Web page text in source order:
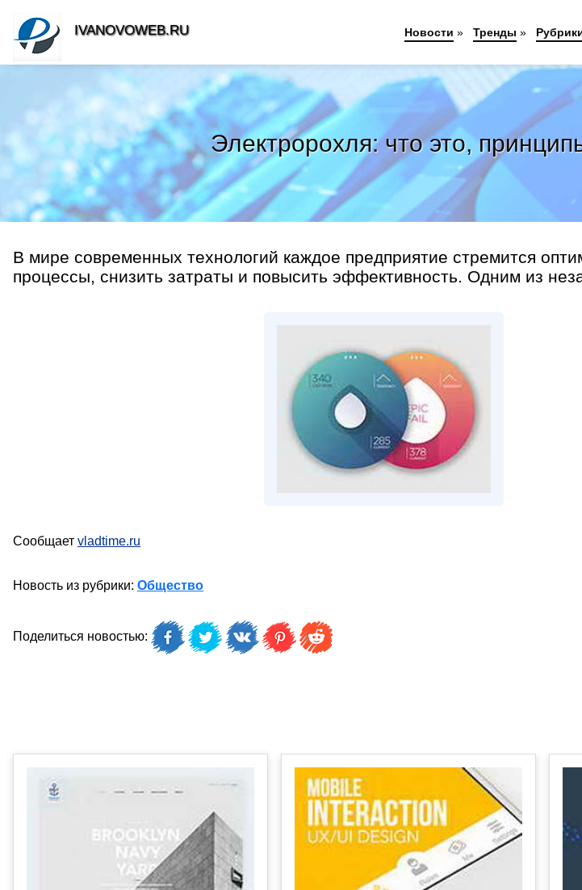
Электророхля: что это,
В мире современных технологий каждое предприятие стремится
процессы, снизить затраты и повысить эффективность. Одним из
Сообщает vladtime.ru
Новость из рубрики: Общество
Поделиться новостью:
IVANOVOWEB.RU Новости » Тренды »